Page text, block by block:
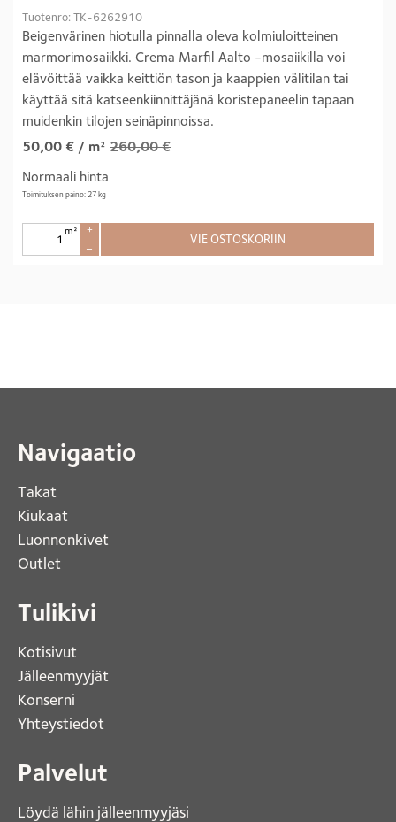
Tuotenro: TK-6262910
Beigenvärinen hiotulla pinnalla oleva kolmiuloitteinen
marmorimosaiikki. Crema Marfil Aalto -mosaiikilla voi
elävöittää vaikka keittiön tason ja kaappien välitilan tai
käyttää sitä katseenkiinnittäjänä koristepaneelin tapaan
muidenkin tilojen seinäpinnoissa.
50,00 € / m² 260,00 €
Normaali hinta
Toimituksen paino: 27 kg
m²
+
–
VIE OSTOSKORIIN
Navigaatio
Takat
Kiukaat
Luonnonkivet
Outlet
Tulikivi
Kotisivut
Jälleenmyyjät
Konserni
Yhteystiedot
Palvelut
Löydä lähin jälleenmyyjäsi